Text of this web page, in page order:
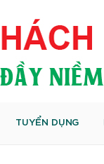
TUYỂN DỤNG